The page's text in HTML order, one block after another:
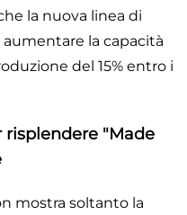
la nuova linea di
la capacità
del 15% entro i
"Made
mostra soltanto la